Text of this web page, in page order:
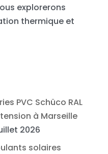
explorerons
thermique et
PVC Schüco RAL
à Marseille
2026
solaires